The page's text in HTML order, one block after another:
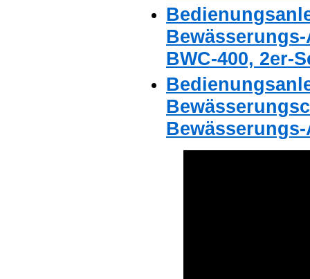
BWC-400, 2er-